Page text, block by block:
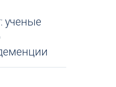
ученые